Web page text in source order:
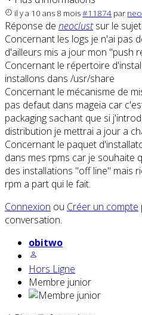
il y a 10 ans 8 mois#11874 par
Réponse de neoclustsur le sujet
Concernant les logs je n'ai pas
d'ailleurs mis a jour mon "push
Concernant le répertoire
installons dans /usr/share
Concernant le mécanisme de
pas defaut dans mageia car
packaging sachant que si
distribution je mettrai a jour a
Concernant le paquet
dans mes rpms car je souhaite
des installations "off line" mais
rpm a part qui le fait.
Connexion ou Créer un compte
conversation.
obitwo
Hors Ligne
Membre junior